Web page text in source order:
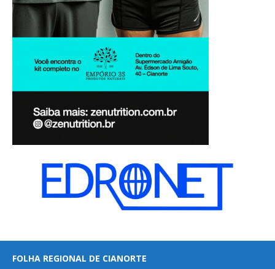
FOLHA REGIONAL DE CIANORTE